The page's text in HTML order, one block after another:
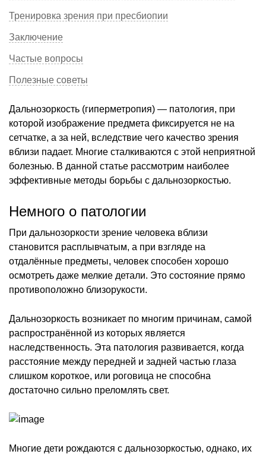
Тренировка зрения при пресбиопии
Заключение
Частые вопросы
Полезные советы
Дальнозоркость (гиперметропия) — патология, при
которой изображение предмета фиксируется не на
сетчатке, а за ней, вследствие чего качество зрения
вблизи падает. Многие сталкиваются с этой неприятной
болезнью. В данной статье рассмотрим наиболее
эффективные методы борьбы с дальнозоркостью.
Немного о патологии
При дальнозоркости зрение человека вблизи
становится расплывчатым, а при взгляде на
отдалённые предметы, человек способен хорошо
осмотреть даже мелкие детали. Это состояние прямо
противоположно близорукости.
Дальнозоркость возникает по многим причинам, самой
распространённой из которых является
наследственность. Эта патология развивается, когда
расстояние между передней и задней частью глаза
слишком короткое, или роговица не способна
достаточно сильно преломлять свет.
Многие дети рождаются с дальнозоркостью, однако, их